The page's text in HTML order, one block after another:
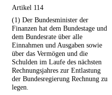
Artikel 114
(1) Der Bundesminister der
Finanzen hat dem Bundestage und
dem Bundesrate über alle
Einnahmen und Ausgaben sowie
über das Vermögen und die
Schulden im Laufe des nächsten
Rechnungsjahres zur Entlastung
der Bundesregierung Rechnung zu
legen.